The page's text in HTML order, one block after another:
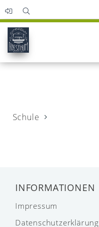
Schule
INFORMATIONEN
Impressum
Datenschutzerklärung